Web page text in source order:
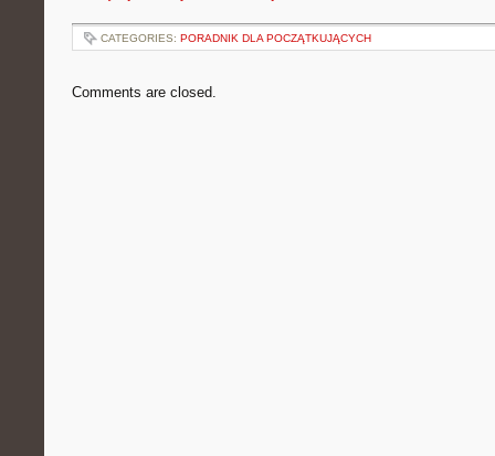
CATEGORIES: PORADNIK DLA POCZĄTKUJĄCYCH
Comments are closed.